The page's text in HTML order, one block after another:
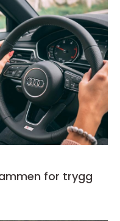
for trygg